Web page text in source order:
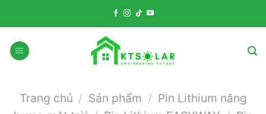
Trang chủ / Sản phẩm / Pin Lithium năng